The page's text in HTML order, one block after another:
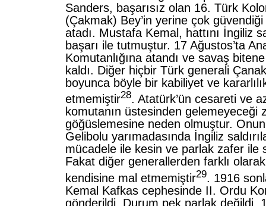
Sanders, başarısız olan 16. Türk
(Çakmak) Bey’in yerine çok
atadı. Mustafa Kemal, hattını İngiliz
başarı ile tutmuştur. 17 Ağustos’ta
Komutanlığına atandı ve savaş
kaldı. Diğer hiçbir Türk generali
boyunca böyle bir kabiliyet ve
etmemiştir28. Atatürk’ün cesareti ve
komutanın üstesinden gelemeyeceği
göğüslemesine neden olmuştur.
Gelibolu yarımadasında İngiliz
mücadele ile kesin ve parlak zafer ile
Fakat diğer generallerden farklı
kendisine mal etmemiştir29. 1916
Kemal Kafkas cephesinde II. Ordu
gönderildi. Durum pek parlak değildi.